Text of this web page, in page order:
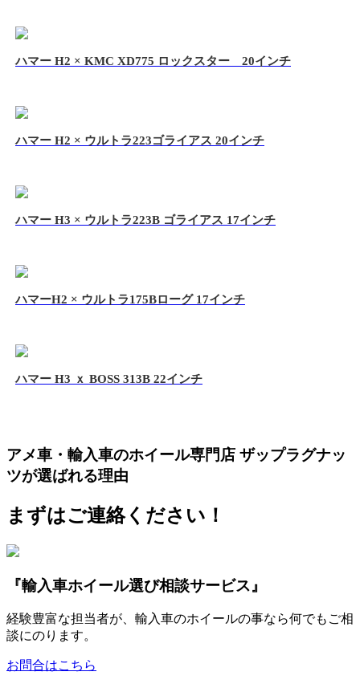
ハマー H2 × KMC XD775 ロックスター 20インチ
ハマー H2 × ウルトラ223ゴライアス 20インチ
ハマー H3 × ウルトラ223B ゴライアス 17インチ
ハマーH2 × ウルトラ175Bローグ 17インチ
ハマー H3 ｘ BOSS 313B 22インチ
アメ車・輸入車のホイール専門店 ザップラグナッ
ツが選ばれる理由
まずはご連絡ください！
『輸入車ホイール選び相談サービス』
経験豊富な担当者が、輸入車のホイールの事なら何でもご相
談にのります。
お問合はこちら